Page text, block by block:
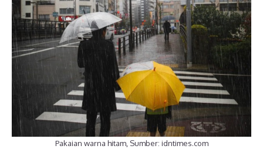
Pakaian warna hitam, Sumber: idntimes.com